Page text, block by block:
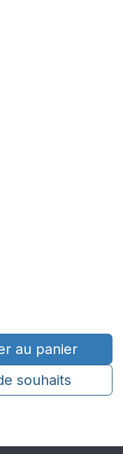
au panier
souhaits